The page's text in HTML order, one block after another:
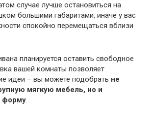
случае лучше остановиться на
большими габаритами, иначе у вас
спокойно перемещаться вблизи
планируется оставить свободное
вашей комнаты позволяет
идеи – вы можете подобрать не
мягкую мебель, но и
форму.